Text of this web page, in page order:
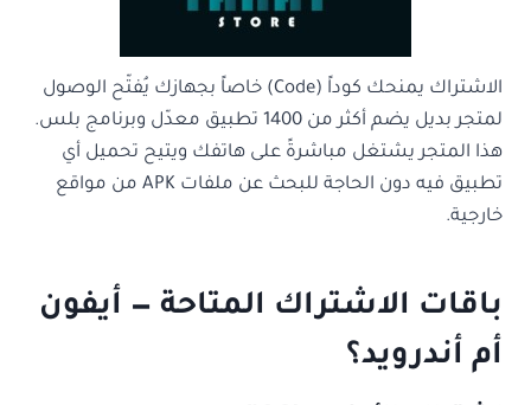
الاشتراك يمنحك كوداً (Code) خاصاً بجهازك يُفتّح الوصول
لمتجر بديل يضم أكثر من 1400 تطبيق معدّل وبرنامج بلس.
هذا المتجر يشتغل مباشرةً على هاتفك ويتيح تحميل أي
تطبيق فيه دون الحاجة للبحث عن ملفات APK من مواقع
خارجية.
باقات الاشتراك المتاحة — أيفون
أم أندرويد؟